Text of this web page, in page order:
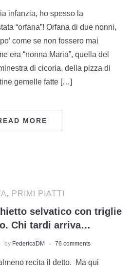
infanzia, ho spesso la
“orfana”! Orfana di due nonni,
come se non fossero mai
era “nonna Maria”, quella del
di cicoria, della pizza di
gemelle fatte […]
MORE
, PRIMI PIATTI
selvatico con triglie
Chi tardi arriva…
by FedericaDM 76 comments
recita il detto. Ma qui